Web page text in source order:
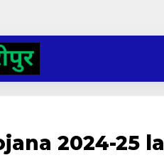
2024-25